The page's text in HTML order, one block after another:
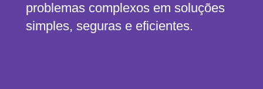
problemas complexos em soluções
simples, seguras e eficientes.